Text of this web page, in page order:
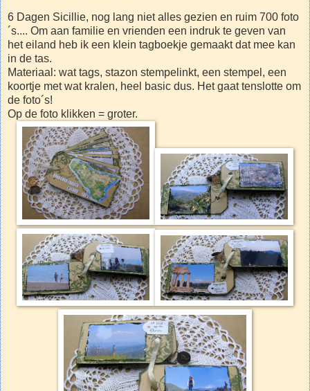
6 Dagen Sicillie, nog lang niet alles gezien en ruim 700 foto
´s.... Om aan familie en vrienden een indruk te geven van
het eiland heb ik een klein tagboekje gemaakt dat mee kan
in de tas.
Materiaal: wat tags, stazon stempelinkt, een stempel, een
koortje met wat kralen, heel basic dus. Het gaat tenslotte om
de foto´s!
Op de foto klikken = groter.